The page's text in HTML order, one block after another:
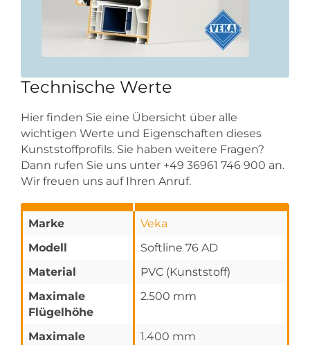
Technische Werte
Hier finden Sie eine Übersicht über alle
wichtigen Werte und Eigenschaften dieses
Kunststoffprofils. Sie haben weitere Fragen?
Dann rufen Sie uns unter +49 36961 746 900 an.
Wir freuen uns auf Ihren Anruf.
Marke
Veka
Modell
Softline 76 AD
Material
PVC (Kunststoff)
Maximale
Flügelhöhe
2.500 mm
Maximale
1.400 mm